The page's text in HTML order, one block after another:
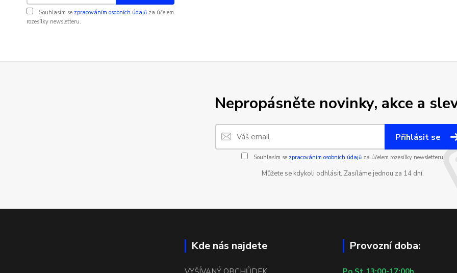
Souhlasím se zpracováním osobních údajů za účelem
rozesílky newsletteru.
Nepropásněte novinky, akce a
Přihlásit se
Souhlasím se zpracováním osobních údajůza účelem rozesílky newsletteru.
Můžete se kdykoli odhlásit. Zasíláme jednou za 14 dní.
Kde nás najdete Provozní doba: